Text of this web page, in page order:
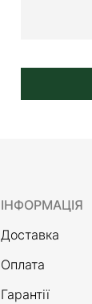
ІНФОРМАЦІЯ
Доставка
Оплата
Гарантії